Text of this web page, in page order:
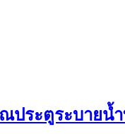
ประตูระบายน้